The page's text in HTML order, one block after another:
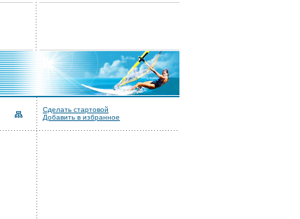
Сделать стартовой
Добавить в избранное